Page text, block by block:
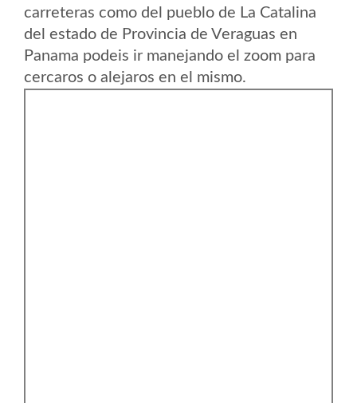
carreteras como del pueblo de La Catalina
del estado de Provincia de Veraguas en
Panama podeis ir manejando el zoom para
cercaros o alejaros en el mismo.